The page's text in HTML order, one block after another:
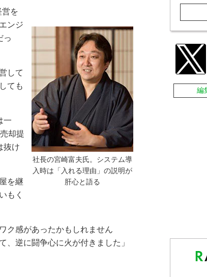
社長の宮崎富夫氏。システム導
入時は「入れる理由」の説明が
肝心と語る
を
ンジ
っ
して
ても
一
却提
抜け
を継
もく
ク感があったかもしれません
、逆に闘争心に火が付きました」
編